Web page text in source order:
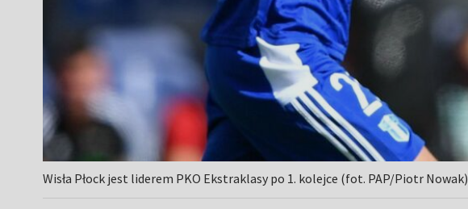
Wisła Płock jest liderem PKO Ekstraklasy po 1. kolejce (fot. PAP/Piotr Nowak)